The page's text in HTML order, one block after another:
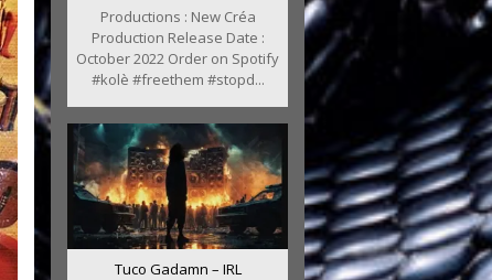
Productions : New Créa
Production Release Date :
October 2022 Order on Spotify
#kolè #freethem #stopd...
Tuco Gadamn – IRL